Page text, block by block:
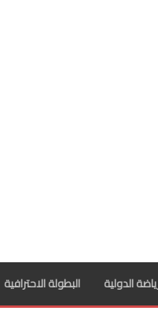
الدولية البطولة الاحترافية